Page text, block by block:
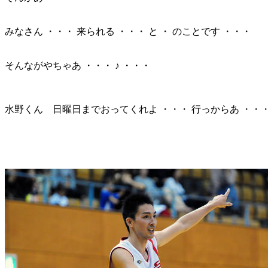
みなさん ・・・ 来られる ・・・ と ・ のことです ・・・
そんながやちゃあ ・・・ ♪ ・・・
水野くん 日曜日までおってくれよ ・・・ 行っからあ ・・